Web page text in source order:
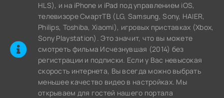
HLS), и на iPhone и iPad под управлением iOS,
телевизоре СмартТВ (LG, Samsung, Sony, HAIER,
Philips, Toshiba, Xiaomi), игровых приставках (Xbox,
Sony Playstation). Это значит, что вы можете
cмотреть фильма Исчезнувшая (2014) без
регистрации и подписки. Если у Вас невысокая
скорость интернета, Вы всегда можно выбрать
меньшее качество видео в настройках. Мы
открываем для гостей нашего портала